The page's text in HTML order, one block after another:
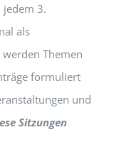
jedem 3.
als
Themen
formuliert
und
Sitzungen